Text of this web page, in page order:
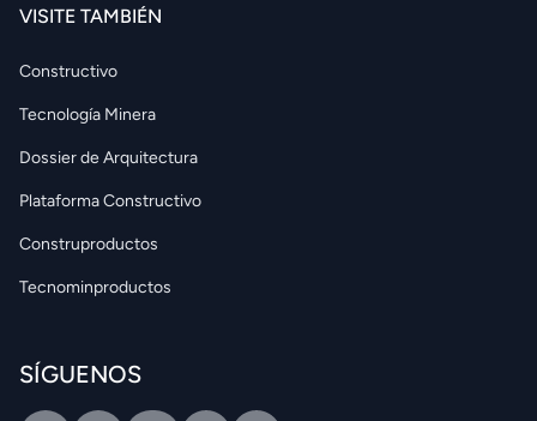
VISITE TAMBIÉN
Constructivo
Tecnología Minera
Dossier de Arquitectura
Plataforma Constructivo
Construproductos
Tecnominproductos
SÍGUENOS